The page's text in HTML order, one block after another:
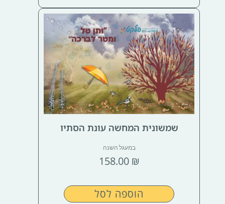
שמשונית המחשה עונת הסתיו
במעגל השנה
158.00 ₪
הוספה לסל